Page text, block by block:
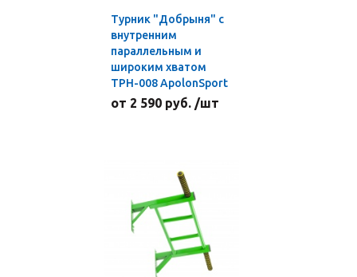
Турник "Добрыня" с
внутренним
параллельным и
широким хватом
ТРН-008 ApolonSport
от 2 590 руб. /шт